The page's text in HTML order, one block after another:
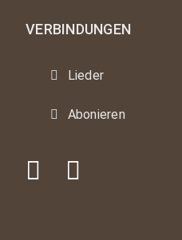
VERBINDUNGEN
Lieder
Abonieren